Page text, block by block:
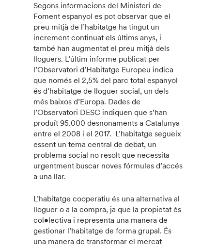
Segons informacions del Ministeri de
Foment espanyol es pot observar que el
preu mitjà de l’habitatge ha tingut un
increment continuat els últims anys, i
també han augmentat el preu mitjà dels
lloguers. L’últim informe publicat per
l’Observatori d’Habitatge Europeu indica
que només el 2,5% del parc total espanyol
és d’habitatge de lloguer social, un dels
més baixos d’Europa. Dades de
l’Observatori DESC indiquen que s’han
produït 95.000 desnonaments a Catalunya
entre el 2008 i el 2017. L’habitatge segueix
essent un tema central de debat, un
problema social no resolt que necessita
urgentment buscar noves fórmules d’accés
a una llar.
L’habitatge cooperatiu és una alternativa al
lloguer o a la compra, ja que la propietat és
col•lectiva i representa una manera de
gestionar l’habitatge de forma grupal. És
una manera de transformar el mercat